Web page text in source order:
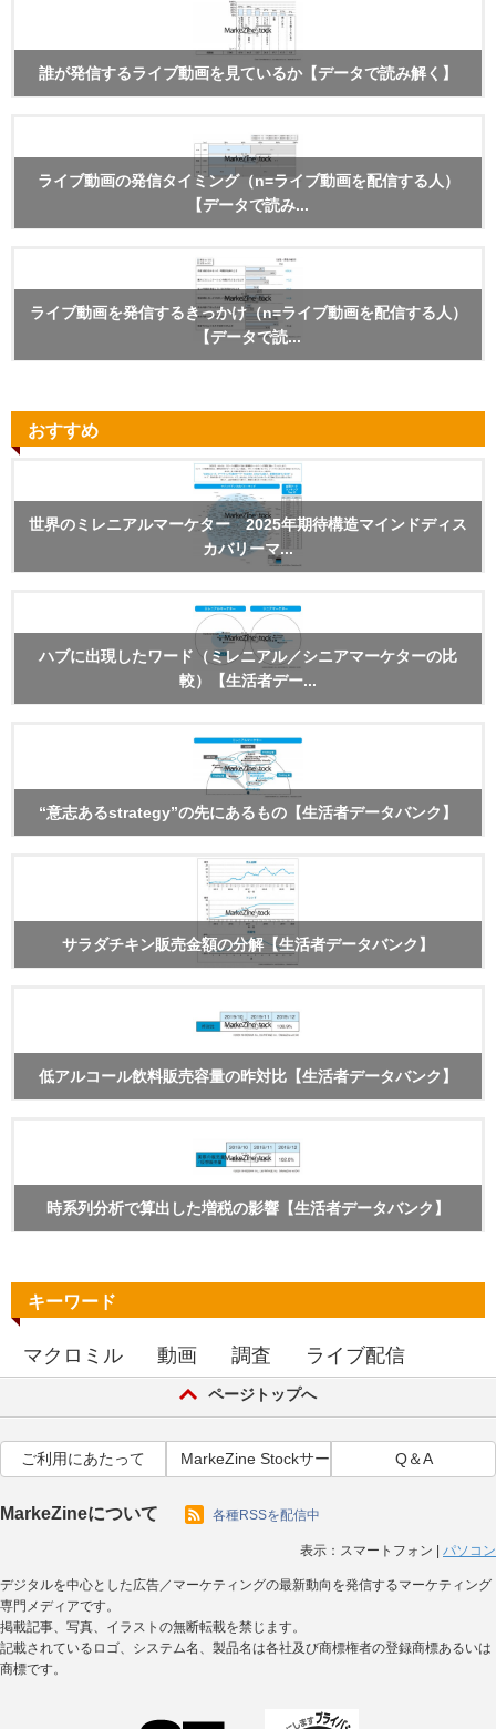
誰が発信するライブ動画を見ているか【データで読み解く】
ライブ動画の発信タイミング（n=ライブ動画を配信する人）
【データで読み...
ライブ動画を発信するきっかけ（n=ライブ動画を配信する人）
【データで読...
おすすめ
世界のミレニアルマーケター 2025年期待構造マインドディス
カバリーマ...
ハブに出現したワード（ミレニアル／シニアマーケターの比
較）【生活者デー...
“意志あるstrategy”の先にあるもの【生活者データバンク】
サラダチキン販売金額の分解【生活者データバンク】
低アルコール飲料販売容量の昨対比【生活者データバンク】
時系列分析で算出した増税の影響【生活者データバンク】
キーワード
マクロミル 動画 調査 ライブ配信
ページトップへ
ご利用にあたって MarkeZine Stockサービス利用規約
Q＆A
MarkeZineについて 各種RSSを配信中
表示： スマートフォン | パソコン
デジタルを中心とした広告／マーケティングの最新動向を発信するマーケティング
専門メディアです。
掲載記事、写真、イラストの無断転載を禁じます。
記載されているロゴ、システム名、製品名は各社及び商標権者の登録商標あるいは
商標です。